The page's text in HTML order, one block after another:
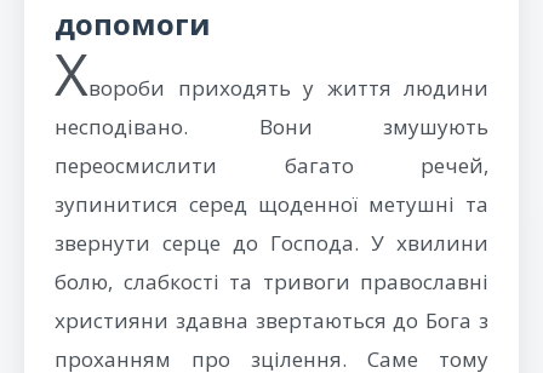
можуть долучитися
до цієї молитовної
традиції.
православній
традиції.
допомоги
Хвороби приходять у життя людини
несподівано. Вони змушують
переосмислити багато речей,
зупинитися серед щоденної метушні та
звернути серце до Господа. У хвилини
болю, слабкості та тривоги православні
християни здавна звертаються до Бога з
проханням про зцілення. Саме тому